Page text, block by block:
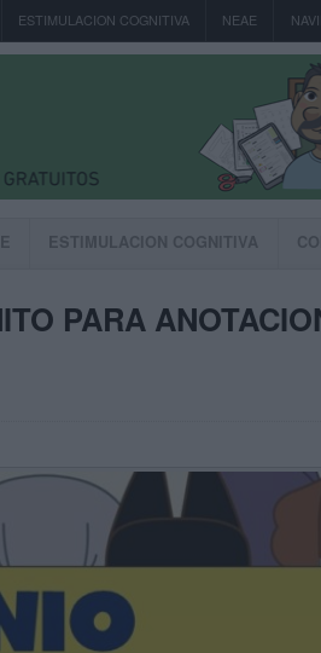
ESTIMULACION COGNITIVA NEAE
ESTIMULACION COGNITIVA
PARA